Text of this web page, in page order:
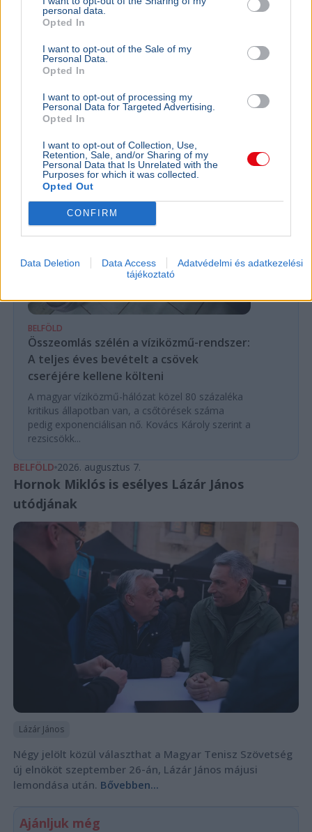
personal data.
Opted In
I want to opt-out of the Sale of my
Personal Data.
Opted In
I want to opt-out of processing my
Personal Data for Targeted Advertising.
Opted In
I want to opt-out of Collection, Use,
Retention, Sale, and/or Sharing of my
Personal Data that Is Unrelated with the
Purposes for which it was collected.
Opted Out
CONFIRM
Data Deletion Data Access
Adatvédelmi és adatkezelési
tájékoztató
Tarr Zoltán Közmédia
végleges vezetőt pedig nyílt, átlátható pályázaton
választják majd ki.
Rezsicsökkentés
BELFÖLD
Összeomlás szélén a víziközmű-rendszer:
A teljes éves bevételt a csövek
cseréjére kellene költeni
A magyar víziközmű-hálózat közel 80 százaléka
kritikus állapotban van, a csőtörések száma
pedig exponenciálisan nő. Kovács Károly szerint a
rezsicsökk...
GAZDASÁG
BELFÖLD 2026. augusztus 7.
Hornok Miklós is esélyes Lázár János
utódjának
Lázár János
Négy jelölt közül választhat a Magyar Tenisz Szövetség
új elnököt szeptember 26-án, Lázár János májusi
lemondása után. Bővebben...
Ajánljuk még